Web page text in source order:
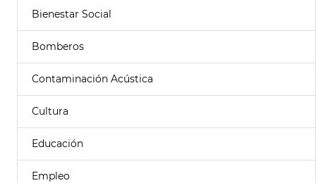
Bienestar Social
Bomberos
Contaminación Acústica
Cultura
Educación
Empleo